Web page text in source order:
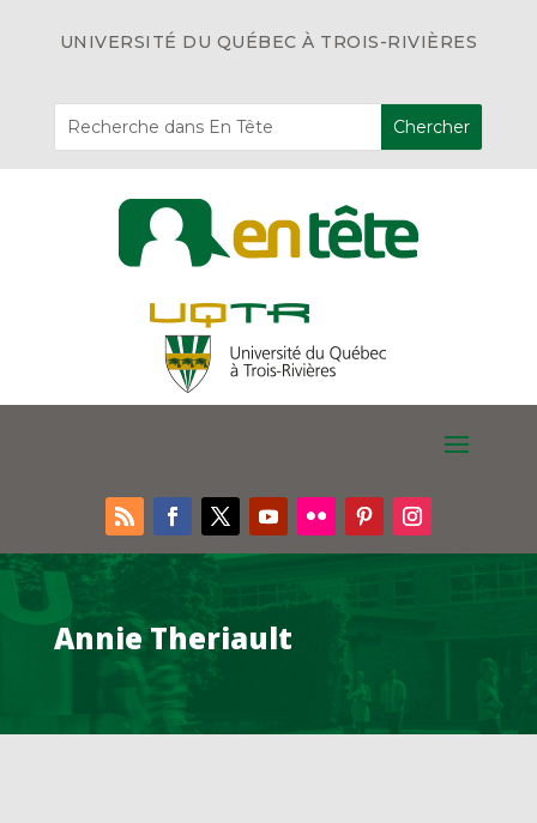
UNIVERSITÉ DU QUÉBEC À TROIS-RIVIÈRES
Annie Theriault